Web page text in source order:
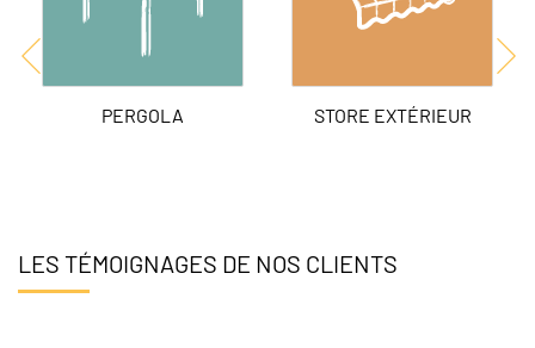
PERGOLA STORE EXTÉRIEUR
LES TÉMOIGNAGES DE NOS CLIENTS